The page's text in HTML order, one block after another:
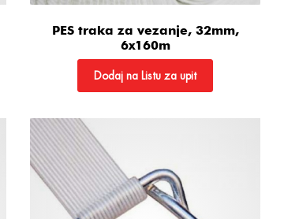
PES traka za vezanje, 32mm,
6x160m
Dodaj na Listu za upit